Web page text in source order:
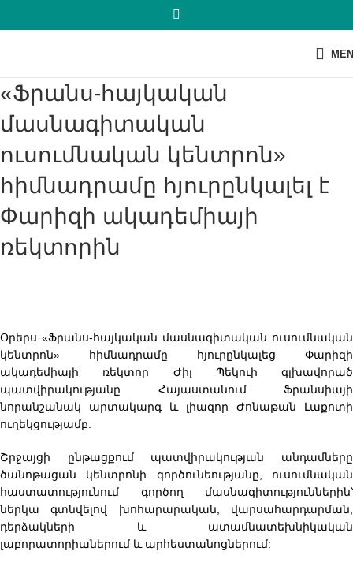
«ֆրանս-հայկական
մասնագիտական
ուսումնական կենտրոն»
հիմնադրամը հյուրընկալել է
Փարիզի ակադեմիայի
ռեկտորին
Օրերս «Ֆրանս-հայկական մասնագիտական ուսումնական
կենտրոն» հիմնադրամը հյուրընկալեց Փարիզի
ակադեմիայի ռեկտոր Ժիլ Պեկուի գլխավորած
պատվիրակությանը Հայաստանում Ֆրանսիայի
նորանշանակ արտակարգ և լիազոր Ժոնաթան Լաքոտի
ուղեկցությամբ:
Շրջայցի ընթացքում պատվիրակության անդամները
ծանոթացան կենտրոնի գործունեությանը, ուսումնական
հաստատությունում գործող մասնագիտություններին՝
ներկա գտնվելով խոհարարական, վարսահարդարման,
դերձակների և ատամնատեխնիկական
լաբորատորիաներում և արհեստանոցներում: